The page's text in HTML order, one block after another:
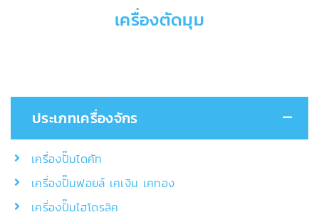
เครื่องตัดมุม
ประเภทเครื่องจักร
เครื่องปั๊มไดคัท
เครื่องปั๊มฟอยล์ เคเงิน เคทอง
เครื่องปั๊มไฮโดรลิค